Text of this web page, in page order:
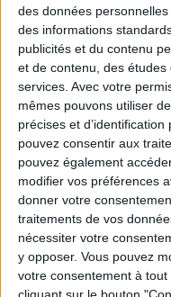
des données
des informations
publicités et du contenu
et de contenu, des
services. Avec votre
mêmes pouvons utiliser
précises et
pouvez consentir aux
pouvez également
modifier vos préférences
donner votre
traitements de vos
nécessiter votre
y opposer. Vous pouvez
votre consentement à
cliquant sur le bouton
Webinaires
Chaque semaine,
en participant à
Jean-Michel et
programme.